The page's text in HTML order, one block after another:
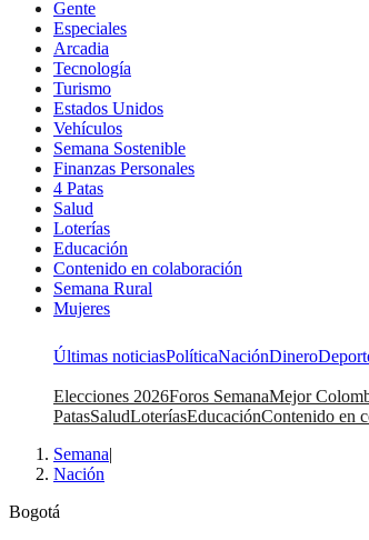
Gente
Especiales
Arcadia
Tecnología
Turismo
Estados Unidos
Vehículos
Semana Sostenible
Finanzas Personales
4 Patas
Salud
Loterías
Educación
Contenido en colaboración
Semana Rural
Mujeres
Últimas noticiasPolíticaNaciónDinero
Elecciones 2026Foros SemanaMejor
PatasSaludLoteríasEducaciónContenido en
Semana|
Nación
Bogotá